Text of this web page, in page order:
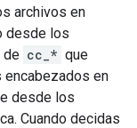
archivos en
desde los
de cc_* que
encabezados en
desde los
Cuando decidas